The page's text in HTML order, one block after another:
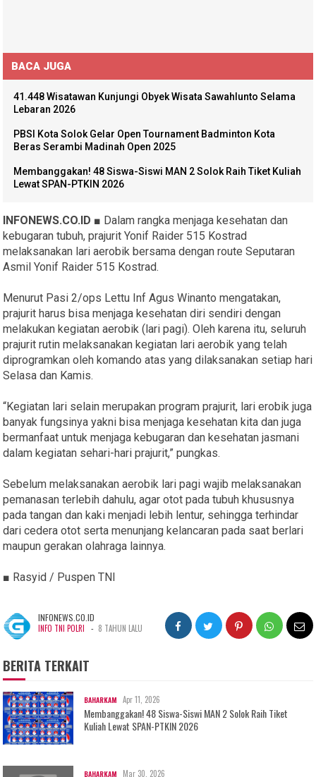
BACA JUGA
41.448 Wisatawan Kunjungi Obyek Wisata Sawahlunto Selama
Lebaran 2026
PBSI Kota Solok Gelar Open Tournament Badminton Kota
Beras Serambi Madinah Open 2025
Membanggakan! 48 Siswa-Siswi MAN 2 Solok Raih Tiket Kuliah
Lewat SPAN-PTKIN 2026
INFONEWS.CO.ID ■ Dalam rangka menjaga kesehatan dan
kebugaran tubuh, prajurit Yonif Raider 515 Kostrad
melaksanakan lari aerobik bersama dengan route Seputaran
Asmil Yonif Raider 515 Kostrad.
Menurut Pasi 2/ops Lettu Inf Agus Winanto mengatakan,
prajurit harus bisa menjaga kesehatan diri sendiri dengan
melakukan kegiatan aerobik (lari pagi). Oleh karena itu, seluruh
prajurit rutin melaksanakan kegiatan lari aerobik yang telah
diprogramkan oleh komando atas yang dilaksanakan setiap hari
Selasa dan Kamis.
“Kegiatan lari selain merupakan program prajurit, lari erobik juga
banyak fungsinya yakni bisa menjaga kesehatan kita dan juga
bermanfaat untuk menjaga kebugaran dan kesehatan jasmani
dalam kegiatan sehari-hari prajurit,” pungkas.
Sebelum melaksanakan aerobik lari pagi wajib melaksanakan
pemanasan terlebih dahulu, agar otot pada tubuh khususnya
pada tangan dan kaki menjadi lebih lentur, sehingga terhindar
dari cedera otot serta menunjang kelancaran pada saat berlari
maupun gerakan olahraga lainnya.
■ Rasyid / Puspen TNI
INFONEWS.CO.ID
INFO TNI POLRI - 8 TAHUN LALU
BERITA TERKAIT
BAHARKAM Apr 11, 2026
Membanggakan! 48 Siswa-Siswi MAN 2 Solok Raih Tiket
Kuliah Lewat SPAN-PTKIN 2026
BAHARKAM Mar 30, 2026